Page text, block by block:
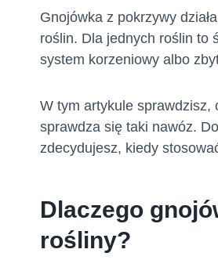
Gnojówka z pokrzywy
roślin. Dla jednych roślin to
system korzeniowy albo
W tym artykule sprawdzisz,
sprawdza się taki nawóz.
zdecydujesz, kiedy
Dlaczego
rośliny?